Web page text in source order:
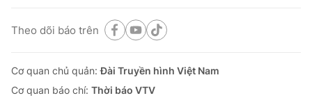
Theo dõi báo trên
Cơ quan chủ quản:Đài Truyền hình Việt Nam
Cơ quan báo chí: Thời báo VTV